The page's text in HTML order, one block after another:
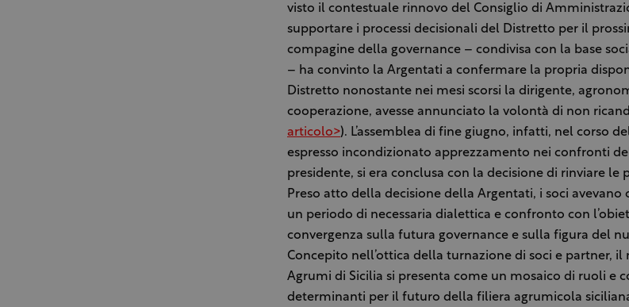
visto il contestuale rinnovo del Consiglio di
supportare i processi decisionali del Distretto per il
compagine della governance – condivisa con la base
– ha convinto la Argentati a confermare la propria
Distretto nonostante nei mesi scorsi la dirigente,
cooperazione, avesse annunciato la volontà di non
articolo>). L’assemblea di fine giugno, infatti, nel corso
espresso incondizionato apprezzamento nei confronti
presidente, si era conclusa con la decisione di rinviare le
Preso atto della decisione della Argentati, i soci avevano
un periodo di necessaria dialettica e confronto con
convergenza sulla futura governance e sulla figura del
Concepito nell’ottica della turnazione di soci e partner, il
Agrumi di Sicilia si presenta come un mosaico di ruoli e
determinanti per il futuro della filiera agrumicola